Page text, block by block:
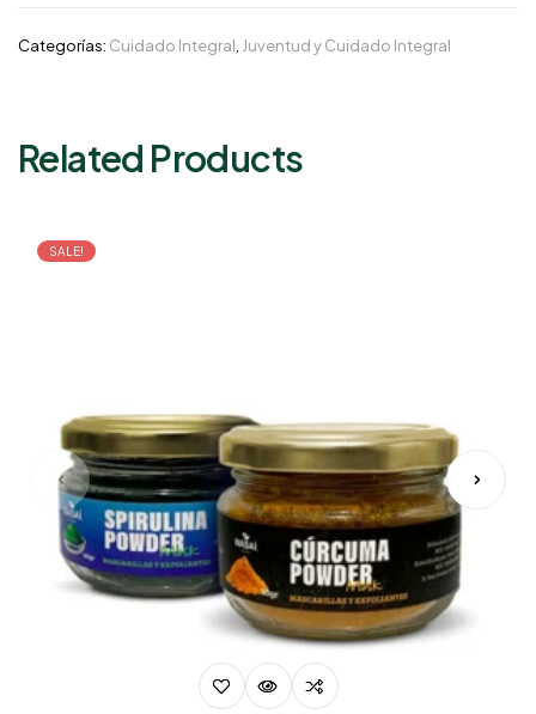
Categorías: Cuidado Integral Juventud y Cuidado Integral
Related Products
SALE!